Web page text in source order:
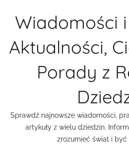
Wiadomości
Aktualności,
Porady z
Sprawdź najnowsze wiadomości,
artykuły z wielu dziedzin.
zrozumieć świat i być